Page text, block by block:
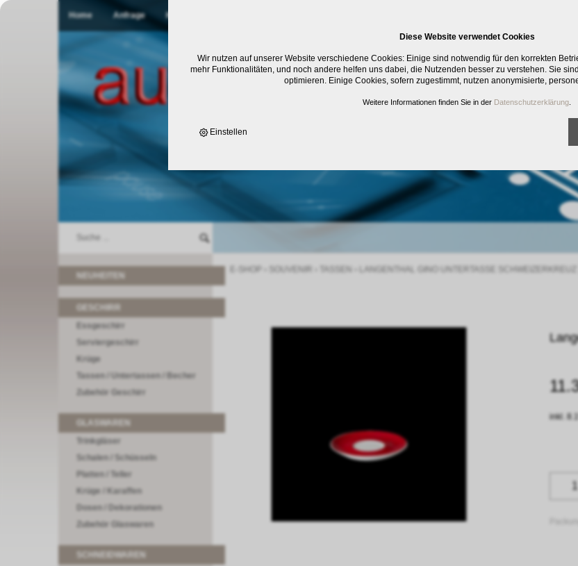
Home Anfrage Kontakt
Essgeschirr
Serviergeschirr
Krüge
Tassen / Untertassen / Becher
Zubehör Geschirr
Trinkgläser
Schalen / Schüsseln
Platten / Teller
Krüge / Karaffen
Dosen / Dekorationen
Zubehör Glaswaren
inkl.
Diese Website verwendet Cookies
Wir nutzen auf unserer Website verschiedene Cookies: Einige sind notwendig für den korrekten
mehr Funktionalitäten, und noch andere helfen uns dabei, die Nutzenden besser zu verstehen. Sie
optimieren. Einige Cookies, sofern zugestimmt, nutzen anonymisierte,
Weitere Informationen finden Sie in der Datenschutzerklärung
Einstellen